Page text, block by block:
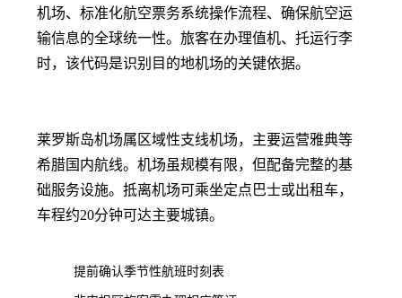
机场、标准化航空票务系统操作流程、确保航空运
输信息的全球统一性。旅客在办理值机、托运行李
时，该代码是识别目的地机场的关键依据。
莱罗斯岛机场属区域性支线机场，主要运营雅典等
希腊国内航线。机场虽规模有限，但配备完整的基
础服务设施。抵离机场可乘坐定点巴士或出租车，
车程约20分钟可达主要城镇。
提前确认季节性航班时刻表